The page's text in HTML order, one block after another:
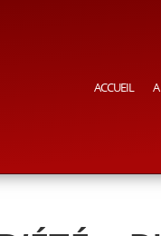
ACCUEIL